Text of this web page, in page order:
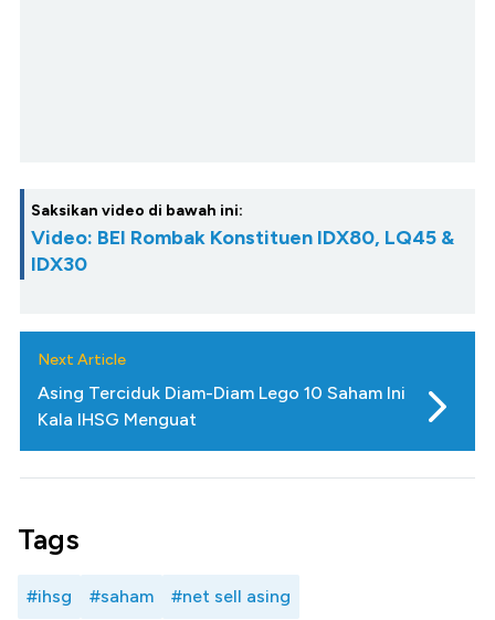
Saksikan video di bawah ini:
Video: BEI Rombak Konstituen IDX80, LQ45 &
IDX30
Next Article
Asing Terciduk Diam-Diam Lego 10 Saham Ini
Kala IHSG Menguat
Tags
#ihsg #saham #net sell asing